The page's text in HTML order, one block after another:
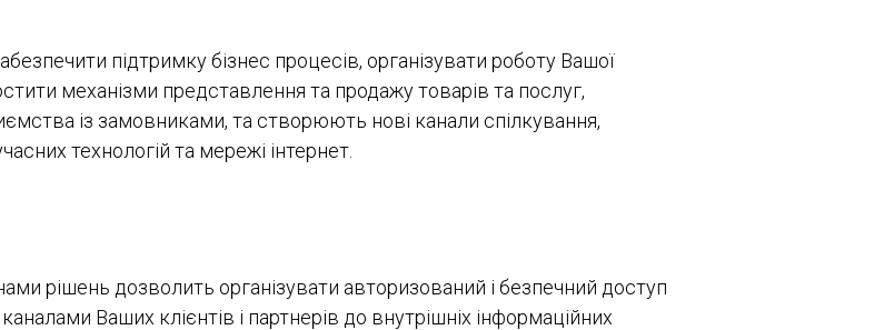
підтримку бізнес процесів, організувати роботу Вашої
механізми представлення та продажу товарів та послуг,
із замовниками, та створюють нові канали спілкування,
технологій та мережі інтернет.
рішень дозволить організувати авторизований і безпечний доступ
Ваших клієнтів і партнерів до внутрішніх інформаційних